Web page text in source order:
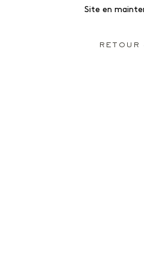
Site en
RETOUR